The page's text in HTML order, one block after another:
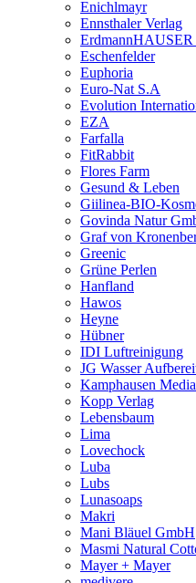
Enichlmayr
Ennsthaler Verlag
Eschenfelder
Euphoria
Euro-Nat S.A
Evolution
EZA
Farfalla
FitRabbit
Flores Farm
Gesund & Leben
Giilinea-BIO-
Govinda Natur
Graf von
Greenic
Grüne Perlen
Hanfland
Hawos
Heyne
Hübner
IDI Luftreinigung
JG Wasser
Kamphausen
Kopp Verlag
Lebensbaum
Lima
Lovechock
Luba
Lubs
Lunasoaps
Makri
Mani Bläuel GmbH
Masmi Natural
Mayer + Mayer